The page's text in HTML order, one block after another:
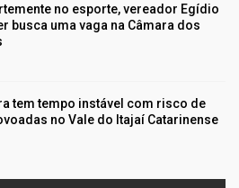
no esporte, vereador Egídio
busca uma vaga na Câmara dos
tem tempo instável com risco de
no Vale do Itajaí Catarinense